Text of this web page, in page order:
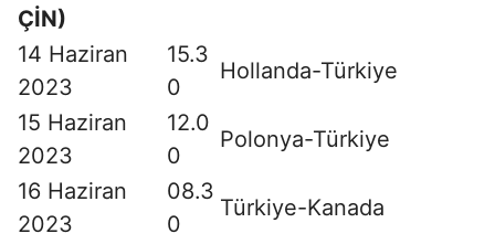
ÇİN)
14 Haziran
2023
15.3
0
Hollanda-Türkiye
15 Haziran
2023
12.0
0
Polonya-Türkiye
16 Haziran
2023
08.3
0
Türkiye-Kanada